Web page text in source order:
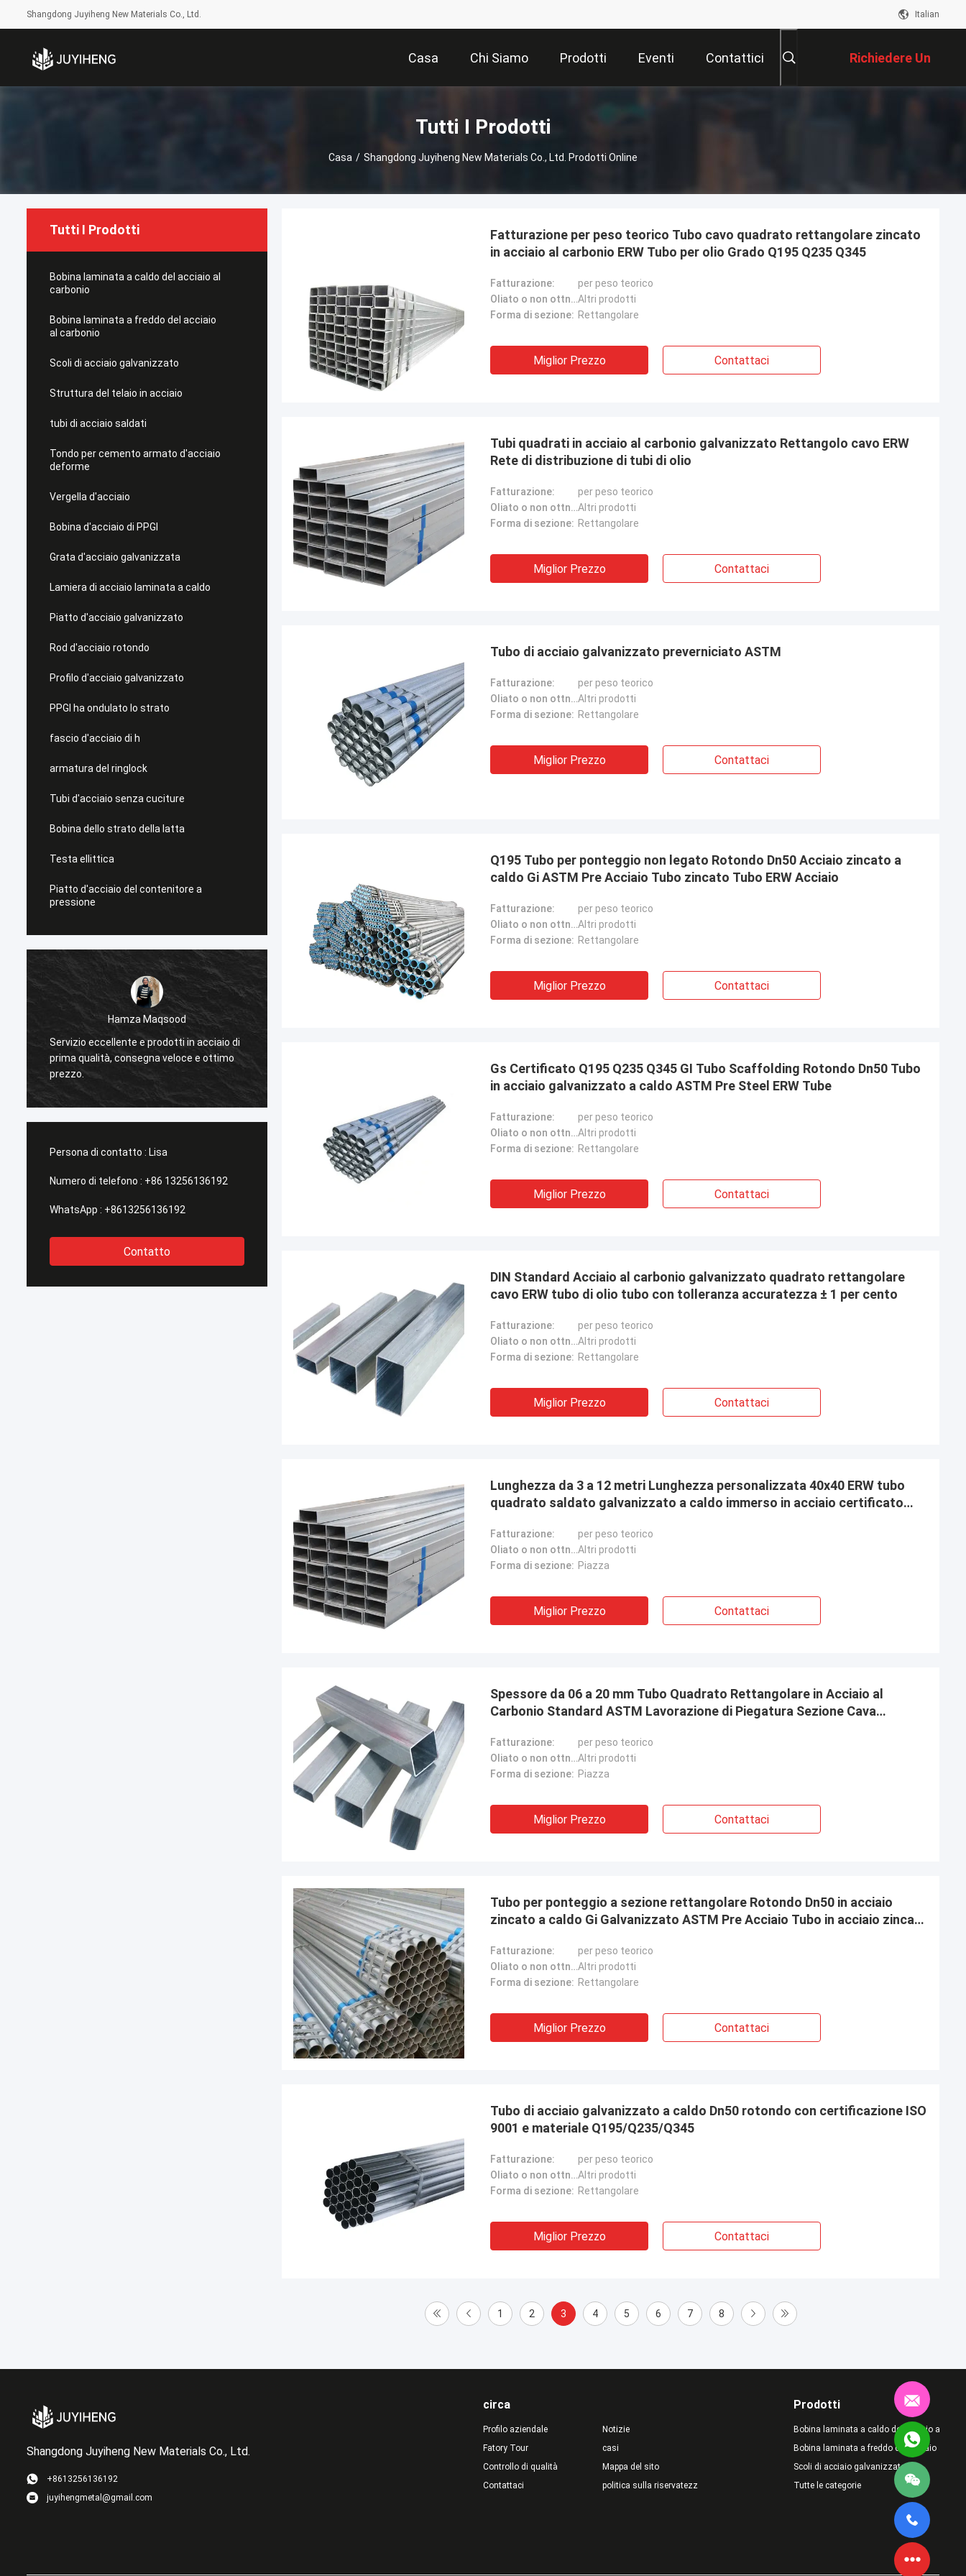
Shangdong Juyiheng New Materials Co., Ltd. Italian
Casa Chi Siamo Prodotti Eventi Contattici Richiedere Un
Preventivo
Tutti I Prodotti
Casa / Shangdong Juyiheng New Materials Co., Ltd. Prodotti Online
Tutti I Prodotti
Bobina laminata a caldo del acciaio al
carbonio
Bobina laminata a freddo del acciaio
al carbonio
Scoli di acciaio galvanizzato
Struttura del telaio in acciaio
tubi di acciaio saldati
Tondo per cemento armato d'acciaio
deforme
Vergella d'acciaio
Bobina d'acciaio di PPGI
Grata d'acciaio galvanizzata
Lamiera di acciaio laminata a caldo
Piatto d'acciaio galvanizzato
Rod d'acciaio rotondo
Profilo d'acciaio galvanizzato
PPGI ha ondulato lo strato
fascio d'acciaio di h
armatura del ringlock
Tubi d'acciaio senza cuciture
Bobina dello strato della latta
Testa ellittica
Piatto d'acciaio del contenitore a
pressione
Hamza Maqsood
Servizio eccellente e prodotti in acciaio di
prima qualità, consegna veloce e ottimo
prezzo.
business.
specifiche e è arrivato in tempo.
Persona di contatto : Lisa
Numero di telefono : +86 13256136192
WhatsApp : +8613256136192
Contatto
Fatturazione per peso teorico Tubo cavo quadrato rettangolare zincato
in acciaio al carbonio ERW Tubo per olio Grado Q195 Q235 Q345
Fatturazione:
per peso teorico
Oliato o non ottno:Altri prodotti
Forma di sezione: Rettangolare
Miglior Prezzo Contattaci
Tubi quadrati in acciaio al carbonio galvanizzato Rettangolo cavo ERW
Rete di distribuzione di tubi di olio
Fatturazione:
per peso teorico
Oliato o non ottno:Altri prodotti
Forma di sezione: Rettangolare
Miglior Prezzo Contattaci
Tubo di acciaio galvanizzato preverniciato ASTM
Fatturazione:
per peso teorico
Oliato o non ottno:Altri prodotti
Forma di sezione: Rettangolare
Miglior Prezzo Contattaci
Q195 Tubo per ponteggio non legato Rotondo Dn50 Acciaio zincato a
caldo Gi ASTM Pre Acciaio Tubo zincato Tubo ERW Acciaio
Fatturazione:
per peso teorico
Oliato o non ottno:Altri prodotti
Forma di sezione: Rettangolare
Miglior Prezzo Contattaci
Gs Certificato Q195 Q235 Q345 GI Tubo Scaffolding Rotondo Dn50 Tubo
in acciaio galvanizzato a caldo ASTM Pre Steel ERW Tube
Fatturazione:
per peso teorico
Oliato o non ottno:Altri prodotti
Forma di sezione: Rettangolare
Miglior Prezzo Contattaci
DIN Standard Acciaio al carbonio galvanizzato quadrato rettangolare
cavo ERW tubo di olio tubo con tolleranza accuratezza ± 1 per cento
Fatturazione:
per peso teorico
Oliato o non ottno:Altri prodotti
Forma di sezione: Rettangolare
Miglior Prezzo Contattaci
Lunghezza da 3 a 12 metri Lunghezza personalizzata 40x40 ERW tubo
quadrato saldato galvanizzato a caldo immerso in acciaio certificato
Fatturazione:
per peso teorico
Oliato o non ottno:Altri prodotti
Forma di sezione: Piazza
Miglior Prezzo Contattaci
Spessore da 06 a 20 mm Tubo Quadrato Rettangolare in Acciaio al
Carbonio Standard ASTM Lavorazione di Piegatura Sezione Cava
Fatturazione:
per peso teorico
Oliato o non ottno:Altri prodotti
Forma di sezione: Piazza
Miglior Prezzo Contattaci
Tubo per ponteggio a sezione rettangolare Rotondo Dn50 in acciaio
zincato a caldo Gi Galvanizzato ASTM Pre Acciaio Tubo in acciaio zincato
Fatturazione:
per peso teorico
Oliato o non ottno:Altri prodotti
Forma di sezione: Rettangolare
Miglior Prezzo Contattaci
Tubo di acciaio galvanizzato a caldo Dn50 rotondo con certificazione ISO
9001 e materiale Q195/Q235/Q345
Fatturazione:
per peso teorico
Oliato o non ottno:Altri prodotti
Forma di sezione: Rettangolare
Miglior Prezzo Contattaci
1 2 3 4 5 6 7 8
Shangdong Juyiheng New Materials Co., Ltd.
+8613256136192
juyihengmetal@gmail.com
circa
Profilo aziendale
Fatory Tour
Controllo di qualità
Contattaci
Notizie
casi
Mappa del sito
politica sulla riservatezza
Prodotti
Bobina laminata a caldo del acciaio al
Bobina laminata a freddo del acciaio al
Scoli di acciaio galvanizzato
Tutte le categorie